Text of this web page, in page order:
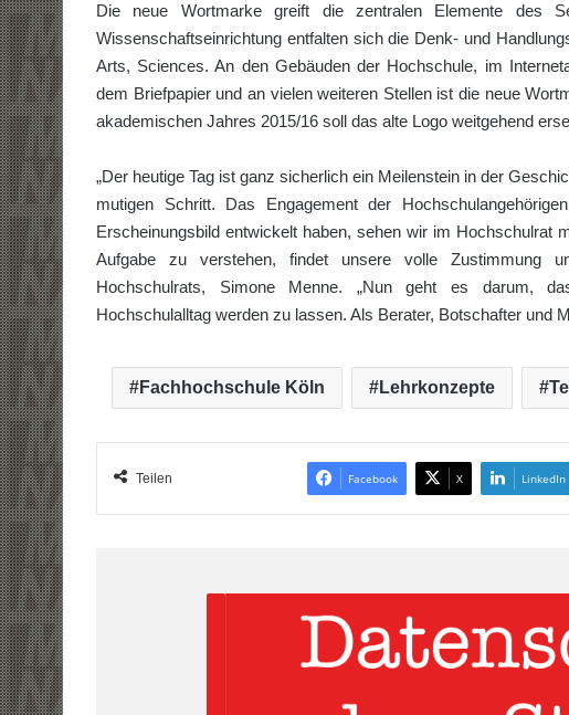
Die neue Wortmarke greift die zentralen Elemente des
Wissenschaftseinrichtung entfalten sich die Denk- und
Arts, Sciences. An den Gebäuden der Hochschule, im
dem Briefpapier und an vielen weiteren Stellen ist die neue
akademischen Jahres 2015/16 soll das alte Logo weitgehend
„Der heutige Tag ist ganz sicherlich ein Meilenstein in der
mutigen Schritt. Das Engagement der
Erscheinungsbild entwickelt haben, sehen wir im Hochschulrat
Aufgabe zu verstehen, findet unsere volle Zustimmung
Hochschulrats, Simone Menne. „Nun geht es darum,
Hochschulalltag werden zu lassen. Als Berater, Botschafter und
Fachhochschule Köln Lehrkonzepte
Teilen Facebook X LinkedIn